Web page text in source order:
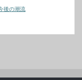
後の潮流